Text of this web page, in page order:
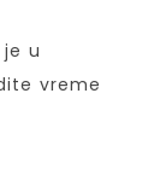
u
vreme